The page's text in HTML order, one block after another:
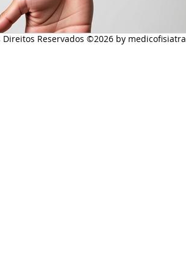
Direitos Reservados ©2026by